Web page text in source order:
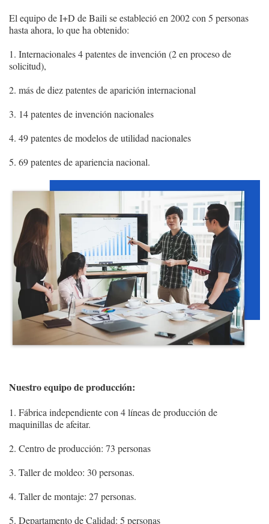
El equipo de I+D de Baili se estableció en 2002 con 5 personas
hasta ahora, lo que ha obtenido:
1. Internacionales 4 patentes de invención (2 en proceso de
solicitud),
2. más de diez patentes de aparición internacional
3. 14 patentes de invención nacionales
4. 49 patentes de modelos de utilidad nacionales
5. 69 patentes de apariencia nacional.
Nuestro equipo de producción:
1. Fábrica independiente con 4 líneas de producción de
maquinillas de afeitar.
2. Centro de producción: 73 personas
3. Taller de moldeo: 30 personas.
4. Taller de montaje: 27 personas.
5. Departamento de Calidad: 5 personas